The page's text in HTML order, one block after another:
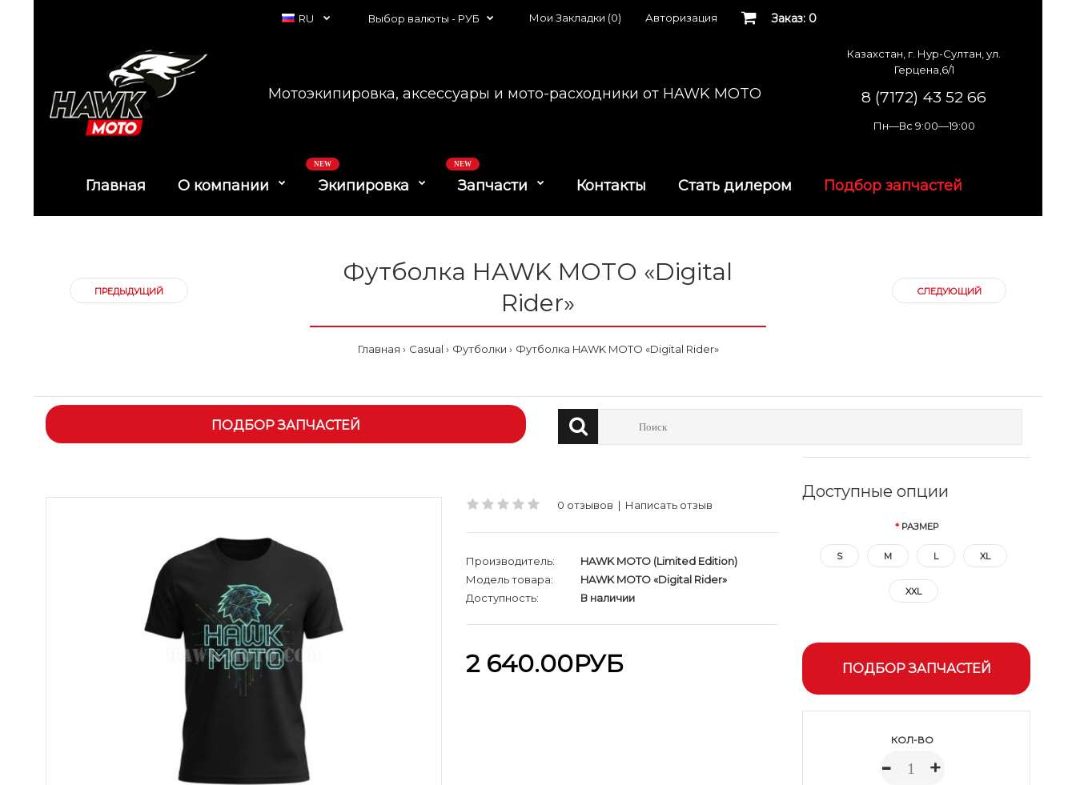
RU Выбор валюты - РУБ Мои Закладки (0) Авторизация Заказ: 0
Мотоэкипировка, аксессуары и мото-расходники от HAWK MOTO
Казахстан, г. Нур-Султан, ул.
Герцена,6/1
8 (7172) 43 52 66
Пн—Вс 9:00—19:00
Главная О компании Экипировка
NEW
Запчасти
NEW
Контакты Стать дилером Подбор запчастей
ПРЕДЫДУЩИЙ
Футболка HAWK MOTO «Digital
Rider»
Главная Casual Футболки Футболка HAWK MOTO «Digital Rider»
СЛЕДУЮЩИЙ
ПОДБОР ЗАПЧАСТЕЙ
0 отзывов | Написать отзыв
Производитель:
HAWK MOTO (Limited Edition)
Модель товара:
HAWK MOTO «Digital Rider»
Доступность:
В наличии
2 640.00РУБ
Доступные опции
РАЗМЕР
S M L XL
XXL
ПОДБОР ЗАПЧАСТЕЙ
КОЛ-ВО
- +